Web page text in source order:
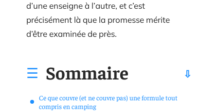
d’une enseigne à l’autre, et c’est
précisément là que la promesse mérite
d’être examinée de près.
Sommaire
Ce que couvre (et ne couvre pas) une formule tout
compris en camping